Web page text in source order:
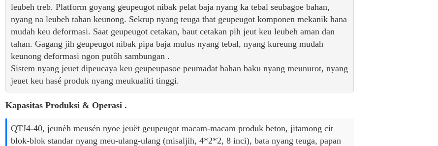
leubeh treb. Platform goyang geupeugot nibak pelat baja nyang ka tebal seubagoe bahan,
nyang na leubeh tahan keunong. Sekrup nyang teuga that geupeugot komponen mekanik hana
mudah keu deformasi. Saat geupeugot cetakan, baut cetakan pih jeut keu leubeh aman dan
tahan. Gagang jih geupeugot nibak pipa baja mulus nyang tebal, nyang kureung mudah
keunong deformasi ngon putôh sambungan .
Sistem nyang jeuet dipeucaya keu geupeupasoe peumadat bahan baku nyang meunurot, nyang
jeuet keu hasé produk nyang meukualiti tinggi.
Kapasitas Produksi & Operasi .
QTJ4-40, jeunèh meusén nyoe jeuët geupeugot macam-macam produk beton, jitamong cit
blok-blok standar nyang meu-ulang-ulang (misaljih, 4*2*2, 8 inci), bata nyang teuga, papan